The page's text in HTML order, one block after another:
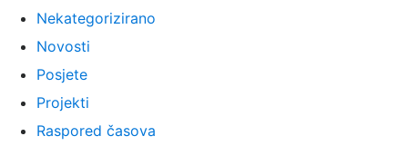
Nekategorizirano
Novosti
Posjete
Projekti
Raspored časova